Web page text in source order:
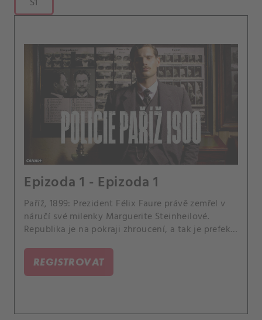
Epizoda 1 - Epizoda 1
Paříž, 1899: Prezident Félix Faure právě zemřel v
náručí své milenky Marguerite Steinheilové.
Republika je na pokraji zhroucení, a tak je prefekt
REGISTROVAT